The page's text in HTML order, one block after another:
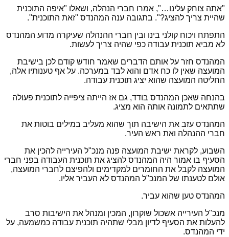
"אתה צוחק עלינו…", אמרו חברי הנהלה, ושאלו "איפה התוכנית
שהיית צריך להציג?". בתגובה ענה המהנדס "זאת התוכנית".
התפתח ויכוח קולני בינו ובין חברי ההנהלה שעיקרה מדוע המהנדס
לא מביא תוכנית עבודה כפי שהיה צריך לעשות.
המהנדס חזר על אותם הדברים שאמר חודש קודם לכן בישיבת
המועצה שאין לו כח אדם והוא לבד במערכה. על אף טענותיו אלה,
החליטה המועצה שהוא יציג תוכנית עבודה.
בהנחה שאכן המהנדס בודד, גם אז הייתה ציפייה לתוכנית פעולה
שתתאים לתמונה אותה הוא מציג.
המהנדס עזב את הישיבה תוך שהוא מעליב במילים בוטות את
חברי ההנהלה ואת ראש העיר.
השבוע, לקראת ישיבת המועצה פנה מנכ"ל העירייה להכין את
הסעיף בו אמור היה המהנדס להציג את תוכנית העבודה בפני חברי
המועצה לקבל את החומרים למקדימים ולהפיצם לחברי המועצה,
אולם לטענתו של המנכ"ל המהנדס לא העביר אליו.
המהנדס טען שהוא עביר.
מנכ"ל העירייה אשכול שוקרון, המכין ומנהל את הישיבות סרב
להעלות את הסעיף לדיון מבלי שתהיה תוכנית עבודה כמשמעה, על
ידי המהנדס.